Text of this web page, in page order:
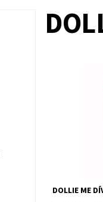
DOLLIE ME